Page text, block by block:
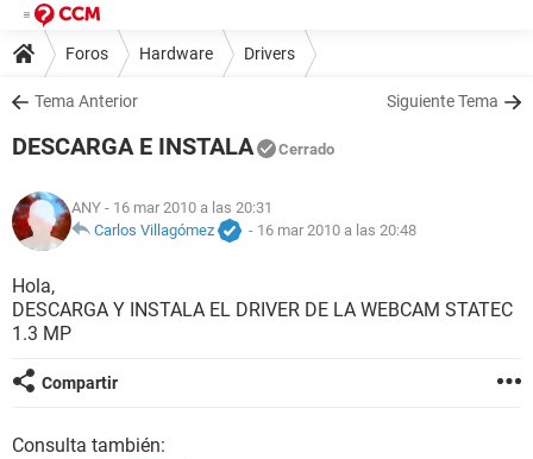
Foros Hardware Drivers
Tema Anterior Siguiente Tema
DESCARGA E INSTALA Cerrado
ANY - 16 mar 2010 a las 20:31
Carlos Villagómez
- 16 mar 2010 a las 20:48
Hola,
DESCARGA Y INSTALA EL DRIVER DE LA WEBCAM STATEC
1.3 MP
Compartir
Consulta también: